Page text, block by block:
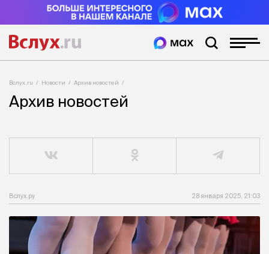
Вслух.ru Новости Архив новостей
Архив новостей
Вслух.ру 28 января 2025, 21:03